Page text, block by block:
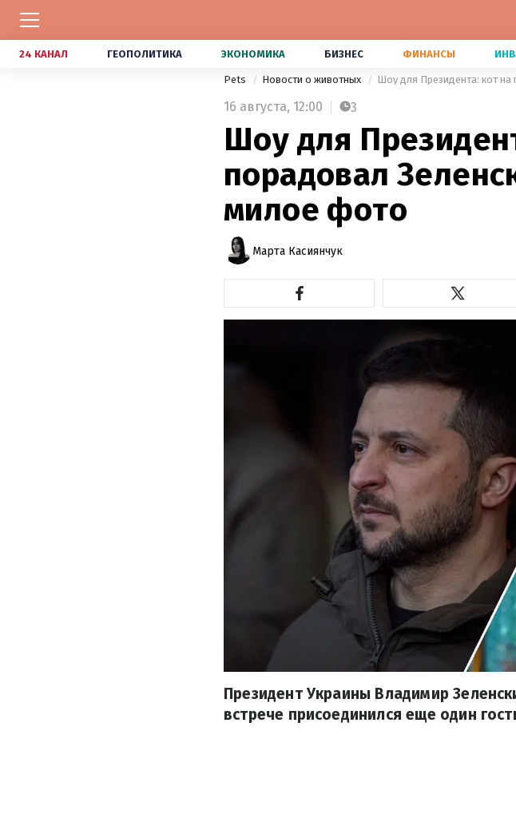
24 КАНАЛ ГЕОПОЛИТИКА ЭКОНОМИКА БИЗНЕС ФИНАНСЫ
Pets Новости о животных Шоу для Президента: кот
16 августа, 12:00 3
Шоу для
порадовал
милое фото
Марта Касиянчук
Президент Украины Владимир
встрече присоединился еще один